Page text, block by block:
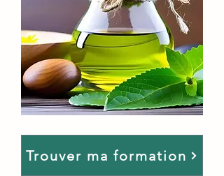
Trouver ma formation